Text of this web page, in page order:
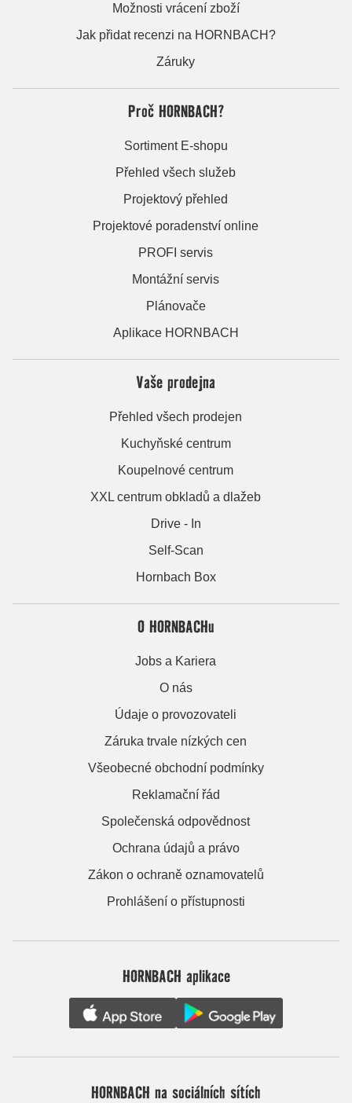
Možnosti vrácení zboží
Jak přidat recenzi na HORNBACH?
Záruky
Proč HORNBACH?
Sortiment E-shopu
Přehled všech služeb
Projektový přehled
Projektové poradenství online
PROFI servis
Montážní servis
Plánovače
Aplikace HORNBACH
Vaše prodejna
Přehled všech prodejen
Kuchyňské centrum
Koupelnové centrum
XXL centrum obkladů a dlažeb
Drive - In
Self-Scan
Hornbach Box
O HORNBACHu
Jobs a Kariera
O nás
Údaje o provozovateli
Záruka trvale nízkých cen
Všeobecné obchodní podmínky
Reklamační řád
Společenská odpovědnost
Ochrana údajů a právo
Zákon o ochraně oznamovatelů
Prohlášení o přístupnosti
HORNBACH aplikace
HORNBACH na sociálních sítích